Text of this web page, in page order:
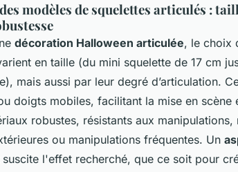
modèles de squelettes articulés :
décoration Halloween articulée, le choix
en taille (du mini squelette de 17 cm
mais aussi par leur degré d’articulation.
doigts mobiles, facilitant la mise en scène
robustes, résistants aux
ou manipulations fréquentes. Un
suscite l'effet recherché, que ce soit pour